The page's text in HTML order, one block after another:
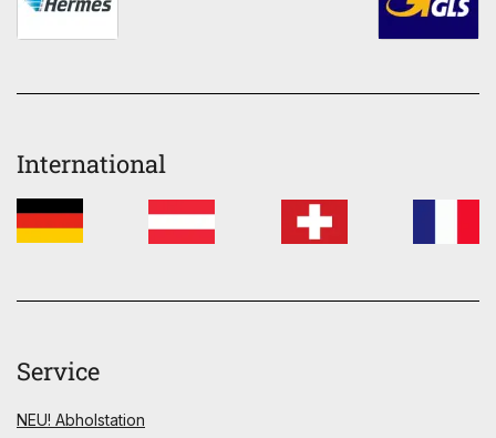
International
Service
NEU! Abholstation